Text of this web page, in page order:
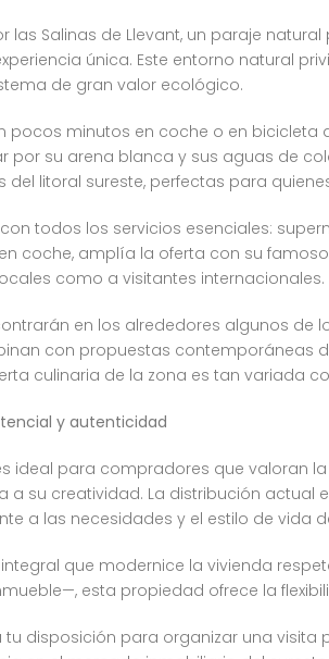
las Salinas de Llevant, un paraje
única. Este entorno natural
de gran valor ecológico.
pocos minutos en coche o en
su arena blanca y sus aguas de
litoral sureste, perfectas para
todos los servicios esenciales:
coche, amplía la oferta con su
como a visitantes internacionales.
en los alrededores algunos de
con propuestas contemporáneas
culinaria de la zona es tan variada
y autenticidad
ideal para compradores que
a su creatividad. La distribución
a las necesidades y el estilo de vida
que modernice la vivienda
esta propiedad ofrece la
tu disposición para organizar una